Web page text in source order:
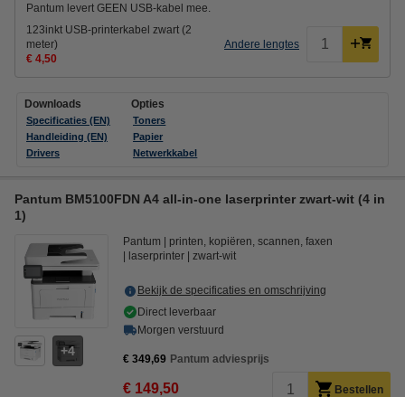
Pantum levert GEEN USB-kabel mee.
123inkt USB-printerkabel zwart (2
meter)
€ 4,50
Andere lengtes
Downloads
Specificaties (EN)
Handleiding (EN)
Drivers
Opties
Toners
Papier
Netwerkkabel
Pantum BM5100FDN A4 all-in-one laserprinter zwart-wit (4 in
1)
4
Pantum
printen, kopiëren, scannen, faxen
laserprinter
zwart-wit
Bekijk de specificaties en omschrijving
Direct leverbaar
Morgen verstuurd
€ 349,69 Pantum adviesprijs
€ 149,50 Bestellen